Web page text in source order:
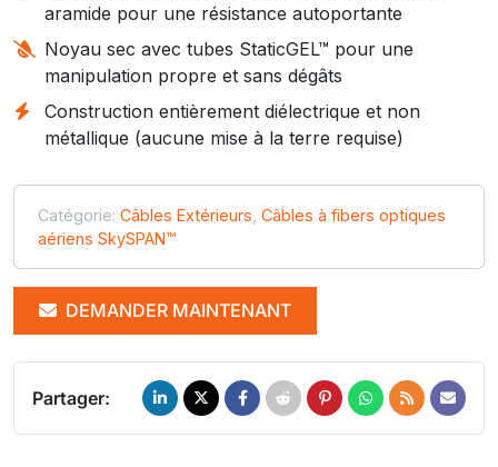
aramide pour une résistance autoportante
Noyau sec avec tubes StaticGEL™ pour une
manipulation propre et sans dégâts
Construction entièrement diélectrique et non
métallique (aucune mise à la terre requise)
Catégorie: Câbles Extérieurs Câbles à fibers optiques
aériens SkySPAN™
DEMANDER MAINTENANT
Partager: